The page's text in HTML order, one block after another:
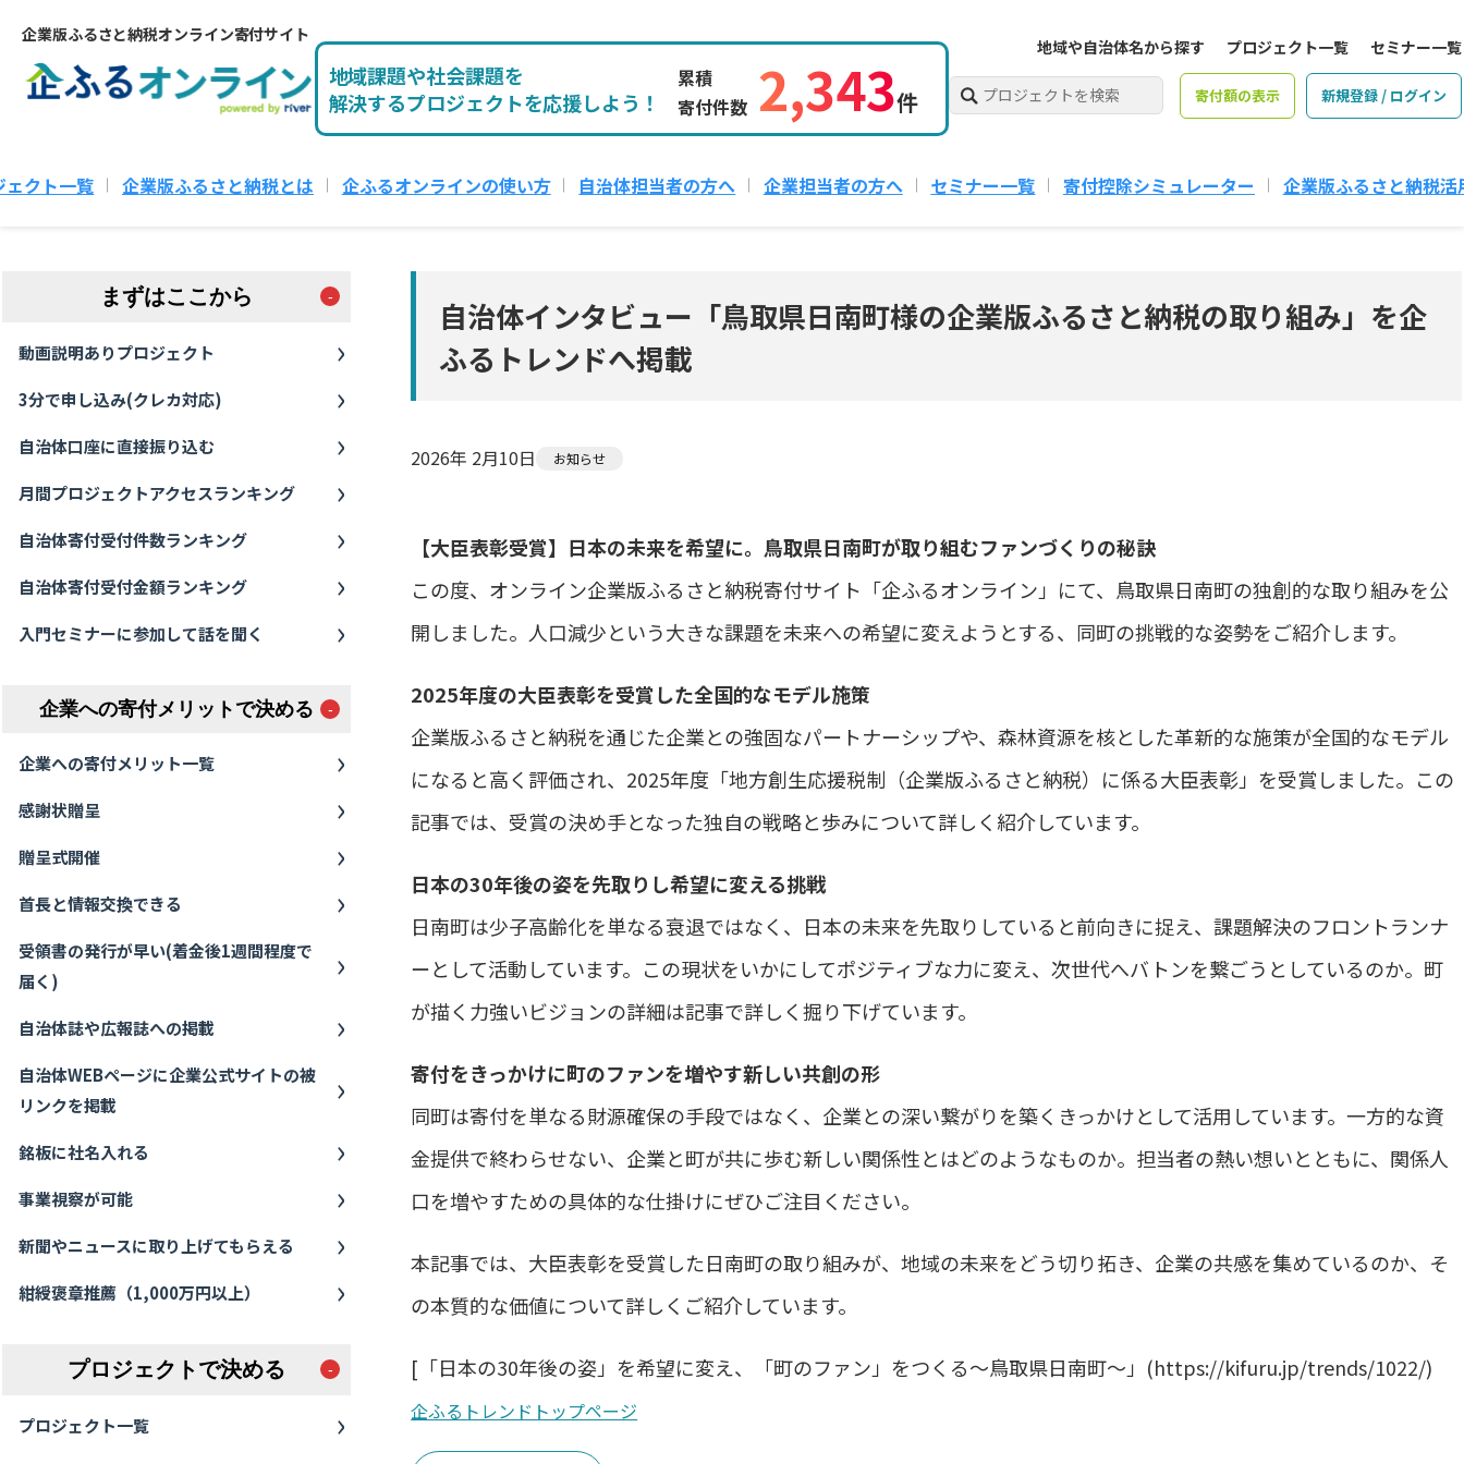
企業版ふるさと納税オンライン寄付サイト
地域課題や社会課題を
解決するプロジェクトを応援しよう！
累積
寄付件数 2,343件
地域や自治体名から探す プロジェクト一覧 セミナー一覧
寄付額の表示 新規登録 / ログイン
ェクト一覧 企業版ふるさと納税とは 企ふるオンラインの使い方 自治体担当者の方へ 企業担当者の方へ セミナー一覧 寄付控除シミュレーター 企業版ふるさと納税活
まずはここから
動画説明ありプロジェクト
3分で申し込み(クレカ対応)
自治体口座に直接振り込む
月間プロジェクトアクセスランキング
自治体寄付受付件数ランキング
自治体寄付受付金額ランキング
入門セミナーに参加して話を聞く
企業への寄付メリットで決める
企業への寄付メリット一覧
感謝状贈呈
贈呈式開催
首長と情報交換できる
受領書の発行が早い(着金後1週間程度で
届く)
自治体誌や広報誌への掲載
自治体WEBページに企業公式サイトの被
リンクを掲載
銘板に社名入れる
事業視察が可能
新聞やニュースに取り上げてもらえる
紺綬褒章推薦（1,000万円以上）
プロジェクトで決める
プロジェクト一覧
自治体インタビュー「鳥取県日南町様の企業版ふるさと納税の取り組み」を企
ふるトレンドへ掲載
2026年 2月10日 お知らせ
【大臣表彰受賞】日本の未来を希望に。鳥取県日南町が取り組むファンづくりの秘訣
この度、オンライン企業版ふるさと納税寄付サイト「企ふるオンライン」にて、鳥取県日南町の独創的な取り組みを公
開しました。人口減少という大きな課題を未来への希望に変えようとする、同町の挑戦的な姿勢をご紹介します。
2025年度の大臣表彰を受賞した全国的なモデル施策
企業版ふるさと納税を通じた企業との強固なパートナーシップや、森林資源を核とした革新的な施策が全国的なモデル
になると高く評価され、2025年度「地方創生応援税制（企業版ふるさと納税）に係る大臣表彰」を受賞しました。この
記事では、受賞の決め手となった独自の戦略と歩みについて詳しく紹介しています。
日本の30年後の姿を先取りし希望に変える挑戦
日南町は少子高齢化を単なる衰退ではなく、日本の未来を先取りしていると前向きに捉え、課題解決のフロントランナ
ーとして活動しています。この現状をいかにしてポジティブな力に変え、次世代へバトンを繋ごうとしているのか。町
が描く力強いビジョンの詳細は記事で詳しく掘り下げています。
寄付をきっかけに町のファンを増やす新しい共創の形
同町は寄付を単なる財源確保の手段ではなく、企業との深い繋がりを築くきっかけとして活用しています。一方的な資
金提供で終わらせない、企業と町が共に歩む新しい関係性とはどのようなものか。担当者の熱い想いとともに、関係人
口を増やすための具体的な仕掛けにぜひご注目ください。
本記事では、大臣表彰を受賞した日南町の取り組みが、地域の未来をどう切り拓き、企業の共感を集めているのか、そ
の本質的な価値について詳しくご紹介しています。
[「日本の30年後の姿」を希望に変え、「町のファン」をつくる〜鳥取県日南町〜」(https://kifuru.jp/trends/1022/)
企ふるトレンドトップページ